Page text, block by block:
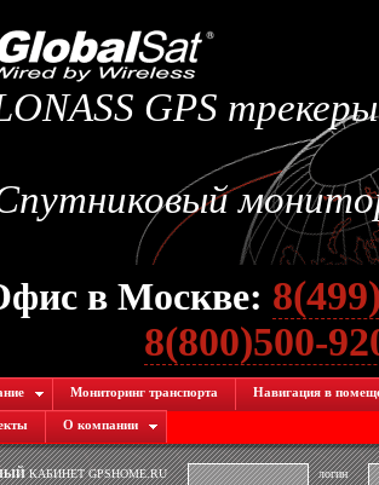
GPS
в Москве:
8(800)500-
Мониторинг транспорта Навигация в
О компании
КАБИНЕТ GPSHOME.RU логин